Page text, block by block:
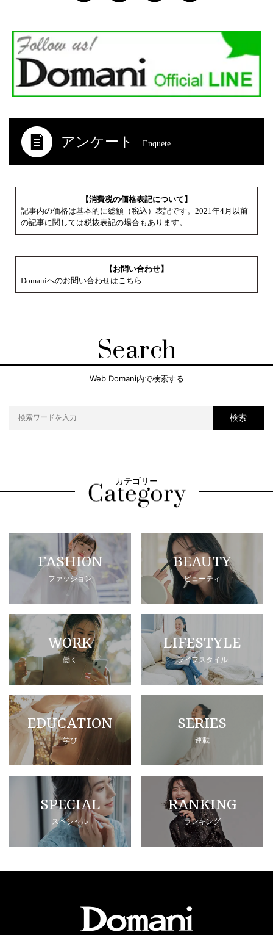
アンケート Enquete
【消費税の価格表記について】
記事内の価格は基本的に総額（税込）表記です。2021年4月以前
の記事に関しては税抜表記の場合もあります。
【お問い合わせ】
Domaniへのお問い合わせはこちら
Search
Web Domani内で検索する
検索
カテゴリー
FASHION
ファッション
BEAUTY
ビューティ
WORK
働く
LIFESTYLE
ライフスタイル
EDUCATION
学び
SERIES
連載
SPECIAL
スペシャル
RANKING
ランキング